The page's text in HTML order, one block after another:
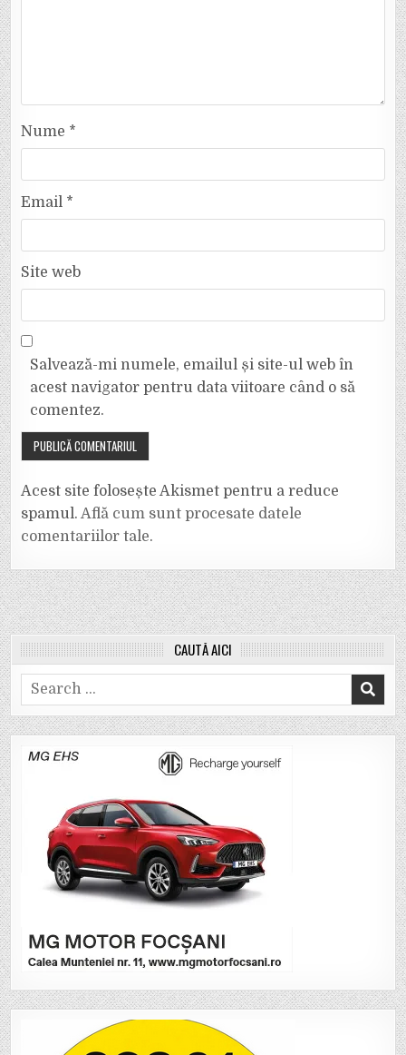
Nume *
Email *
Site web
Salvează-mi numele, emailul și site-ul web în
acest navigator pentru data viitoare când o să
comentez.
Acest site folosește Akismet pentru a reduce
spamul.Află cum sunt procesate datele
comentariilor tale.
CAUTĂ AICI
Search
for: